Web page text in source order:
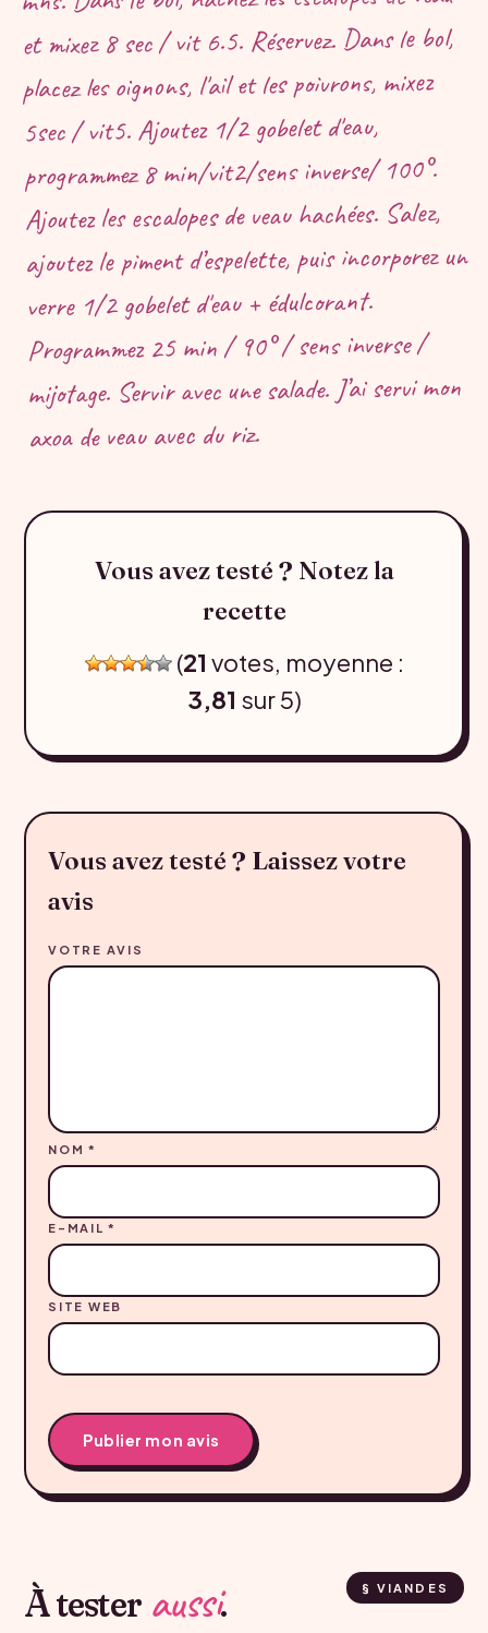
et mixez 8 sec / vit 6.5. Réservez. Dans le bol,
placez les oignons, l'ail et les poivrons, mixez
5sec / vit5. Ajoutez 1/2 gobelet d'eau,
programmez 8 min/vit2/sens inverse/ 100°.
Ajoutez les escalopes de veau hachées. Salez,
ajoutez le piment d’espelette, puis incorporez un
verre 1/2 gobelet d'eau + édulcorant.
Programmez 25 min / 90° / sens inverse /
mijotage. Servir avec une salade. J’ai servi mon
axoa de veau avec du riz.
Vous avez testé ? Notez la
recette
(21 votes, moyenne :
3,81 sur 5)
Vous avez testé ? Laissez votre
avis
VOTRE AVIS
NOM*
E-MAIL*
SITE WEB
À tester aussi. § VIANDES